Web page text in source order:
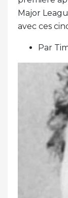
Major
avec ces
Par